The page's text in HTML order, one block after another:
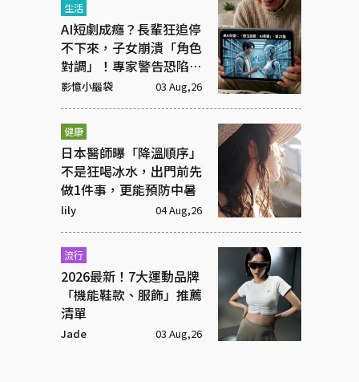
生活
AI短劇成癮？長輩狂追停
不下來，子女崩潰「角色
對調」！專家警告恐陷腦
腐
影憶小腦袋 03 Aug,26
健康
日本醫師曝「降溫順序」
不是狂喝冰水，出門前先
做1件事，更能預防中暑
lily 04 Aug,26
流行
2026最新！7大運動品牌
「機能鞋款、服飾」推薦
清單
Jade 03 Aug,26